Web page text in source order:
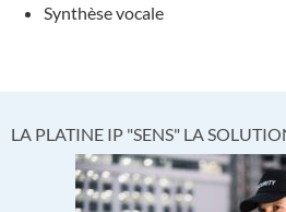
Synthèse vocale
LA PLATINE IP "SENS" LA